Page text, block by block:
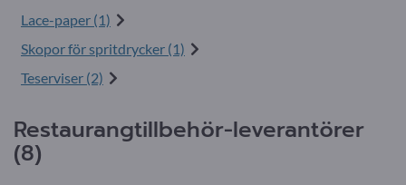
Lace-paper (1)
Skopor för spritdrycker (1)
Teserviser (2)
Restaurangtillbehör-leverantörer
(8)